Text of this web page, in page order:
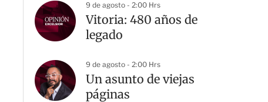
9 de agosto - 2:00 Hrs
Vitoria: 480 años de
legado
9 de agosto - 2:00 Hrs
Un asunto de viejas
páginas